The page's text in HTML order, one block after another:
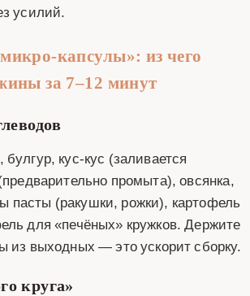
усилий.
из чего
за 7–12 минут
кус‑кус (заливается
промыта), овсянка,
(ракушки, рожки), картофель
для «печёных» кружков. Держите
из выходных — это ускорит сборку.
круга»